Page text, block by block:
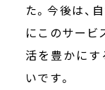
た。今後は、
にこのサービ
活を豊かに
いです。